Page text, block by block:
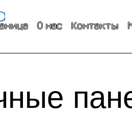
О нас Контакты